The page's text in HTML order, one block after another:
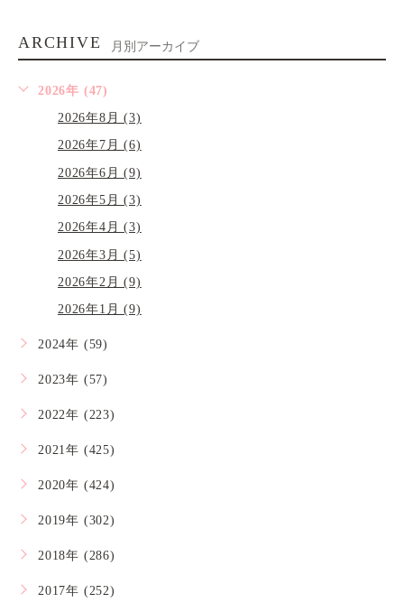
ARCHIVE 月別アーカイブ
2026年 (47)
2026年8月 (3)
2026年7月 (6)
2026年6月 (9)
2026年5月 (3)
2026年4月 (3)
2026年3月 (5)
2026年2月 (9)
2026年1月 (9)
2024年 (59)
2023年 (57)
2022年 (223)
2021年 (425)
2020年 (424)
2019年 (302)
2018年 (286)
2017年 (252)